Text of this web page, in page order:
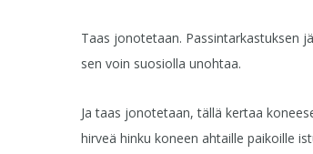
Taas jonotetaan. Passintarkastuksen
sen voin suosiolla unohtaa.
Ja taas jonotetaan, tällä kertaa
hirveä hinku koneen ahtaille paikoille